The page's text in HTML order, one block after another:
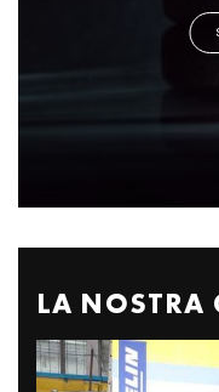
LA NOSTRA